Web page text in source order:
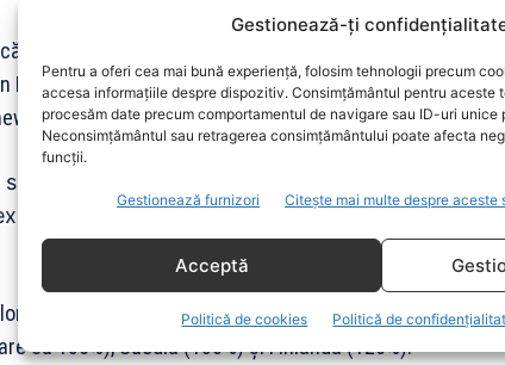
Gestionează-ți
Pentru a oferi cea mai bună experiență, folosim tehnologii precum
accesa informațiile despre dispozitiv. Consimțământul pentru aceste
procesăm date precum comportamentul de navigare sau ID-uri unice
Neconsimțământul sau retragerea consimțământului poate afecta
funcții.
Gestionează furnizori Citește mai multe despre aceste
Acceptă
Politică de cookies Politică de
datele Eurostat privind nivelul prețurilor pentru bunurile
România sunt cele mai ieftine alimente. Astfel el afirmă
cele mai ieftine alimente din UE! P.S. Așa mai
prețurilor”, a scris, miercuri, premierul
în Uniunea Europeană s-a înregistrat în Danemarca
cu 136%), Suedia (130%) şi Finlanda (126%).